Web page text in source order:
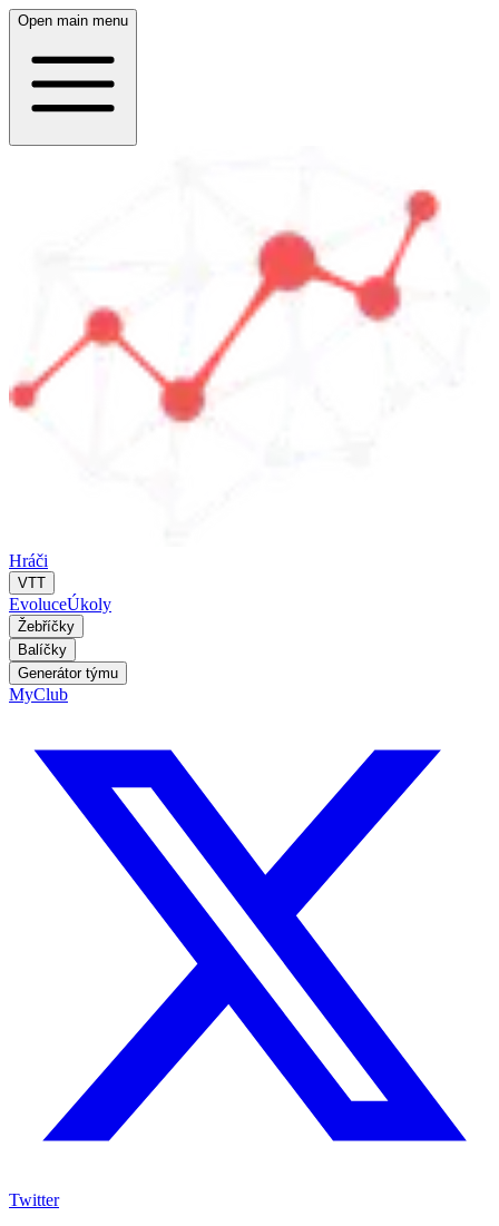
Open main menu
Hráči
VTT
EvoluceÚkoly
Žebříčky
Balíčky
Generátor týmu
MyClub
Twitter